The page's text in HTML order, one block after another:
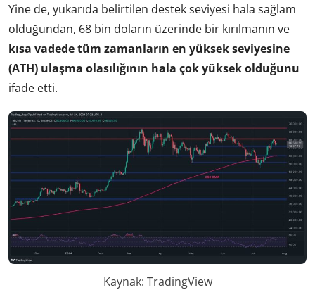
Yine de, yukarıda belirtilen destek seviyesi hala sağlam
olduğundan, 68 bin doların üzerinde bir kırılmanın ve
kısa vadedetüm zamanların en yüksek seviyesine
(ATH) ulaşma olasılığının hala çok yüksek olduğunu
ifade etti.
Kaynak: TradingView